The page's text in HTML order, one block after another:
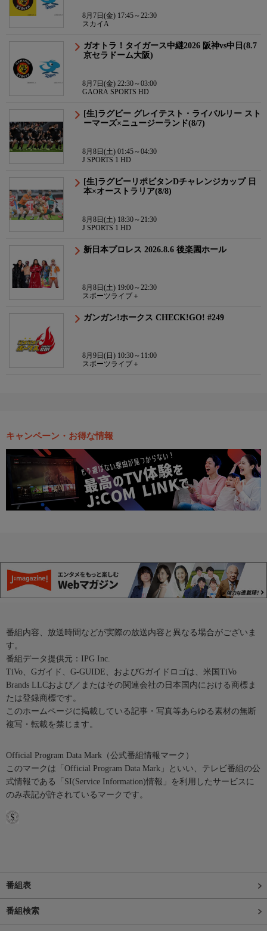
8月7日(金) 17:45～22:30
スカイA
ガオトラ！タイガース中継2026 阪神vs中日(8.7
京セラドーム大阪)
8月7日(金) 22:30～03:00
GAORA SPORTS HD
[生]ラグビー グレイテスト・ライバルリー スト
ーマーズ×ニュージーランド(8/7)
8月8日(土) 01:45～04:30
J SPORTS 1 HD
[生]ラグビーリポビタンDチャレンジカップ 日
本×オーストラリア(8/8)
8月8日(土) 18:30～21:30
J SPORTS 1 HD
新日本プロレス 2026.8.6 後楽園ホール
8月8日(土) 19:00～22:30
スポーツライブ＋
ガンガン!ホークス CHECK!GO! #249
8月9日(日) 10:30～11:00
スポーツライブ＋
キャンペーン・お得な情報
番組内容、放送時間などが実際の放送内容と異なる場合がございま
す。
番組データ提供元：IPG Inc.
TiVo、Gガイド、G-GUIDE、およびGガイドロゴは、米国TiVo
Brands LLCおよび／またはその関連会社の日本国内における商標ま
たは登録商標です。
このホームページに掲載している記事・写真等あらゆる素材の無断
複写・転載を禁じます。
Official Program Data Mark（公式番組情報マーク）
このマークは「Official Program Data Mark」といい、テレビ番組の公
式情報である「SI(Service Information)情報」を利用したサービスに
のみ表記が許されているマークです。
番組表
番組検索